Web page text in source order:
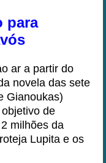
para
ar a partir do
novela das sete
Gianoukas)
de
milhões da
Lupita e os